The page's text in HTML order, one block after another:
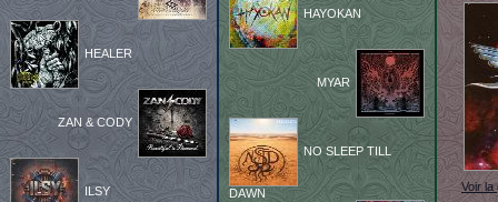
HEALER
ZAN & CODY
ILSY
HAYOKAN
MYAR
NO SLEEP TILL
DAWN Voir la